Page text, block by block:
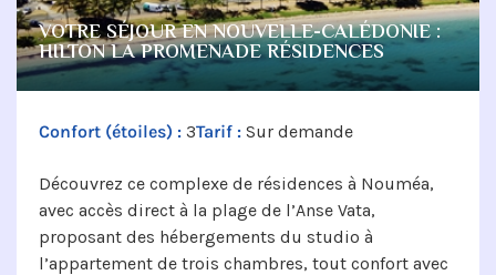
VOTRE SÉJOUR EN NOUVELLE-CALÉDONIE :
HILTON LA PROMENADE RÉSIDENCES
Confort (étoiles) : 3Tarif : Sur demande
Découvrez ce complexe de résidences à Nouméa,
avec accès direct à la plage de l’Anse Vata,
proposant des hébergements du studio à
l’appartement de trois chambres, tout confort avec